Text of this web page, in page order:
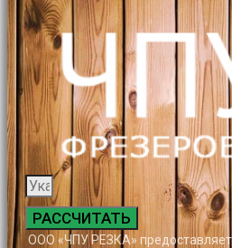
РАССЧИТАТЬ
ООО «ЧПУ РЕЗКА»